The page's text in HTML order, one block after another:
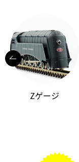
Zゲージ